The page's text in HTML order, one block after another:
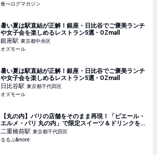
食べログマガジン
暑い夏は駅直結が正解！銀座・日比谷でご褒美ランチ
や女子会を楽しめるレストラン5選 - OZmall
銀座駅 東京都中央区
オズモール
暑い夏は駅直結が正解！銀座・日比谷でご褒美ランチ
や女子会を楽しめるレストラン5選 - OZmall
日比谷駅 東京都千代田区
オズモール
【丸の内】パリの店舗をそのまま再現！「ピエール・
エルメ・パリ 丸の内」で限定スイーツ＆ドリンクを堪
能｜るるぶ&more.
二重橋前駅 東京都千代田区
るるぶ&more.